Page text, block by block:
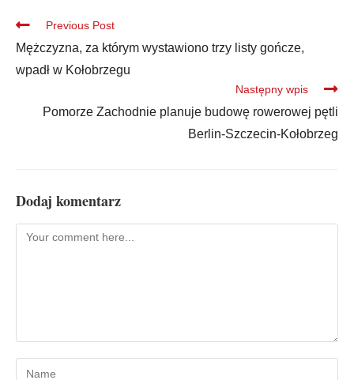
Previous Post
Mężczyzna, za którym wystawiono trzy listy gończe,
wpadł w Kołobrzegu
Następny wpis
Pomorze Zachodnie planuje budowę rowerowej pętli
Berlin-Szczecin-Kołobrzeg
Dodaj komentarz